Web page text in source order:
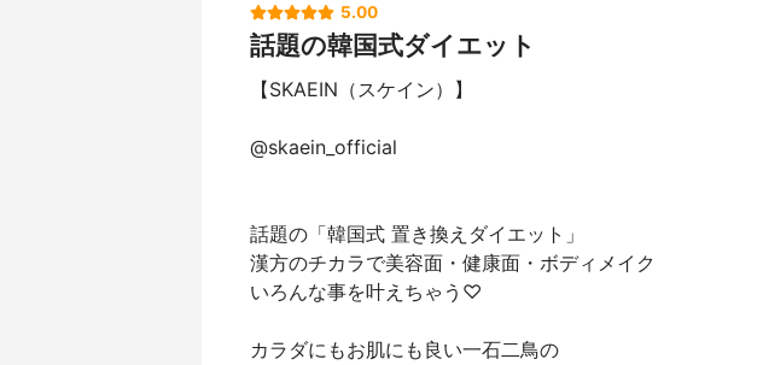
5.00
話題の韓国式ダイエット
【SKAEIN（スケイン）】
@skaein_official
話題の「韓国式 置き換えダイエット」
漢方のチカラで美容面・健康面・ボディメイク
いろんな事を叶えちゃう♡
カラダにもお肌にも良い一石二鳥の